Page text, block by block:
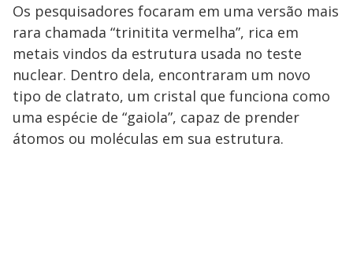
Os pesquisadores focaram em uma versão mais
rara chamada “trinitita vermelha”, rica em
metais vindos da estrutura usada no teste
nuclear. Dentro dela, encontraram um novo
tipo de clatrato, um cristal que funciona como
uma espécie de “gaiola”, capaz de prender
átomos ou moléculas em sua estrutura.